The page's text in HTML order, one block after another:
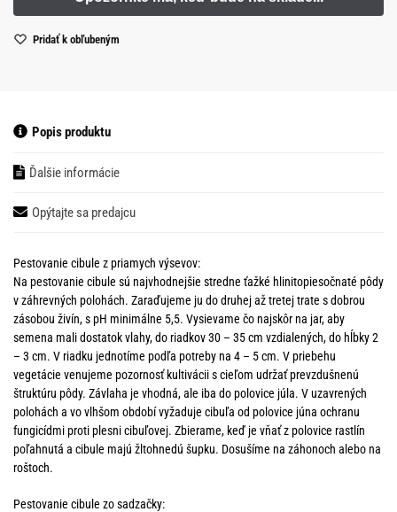
Pridať k obľubeným
Popis produktu
Ďalšie informácie
Opýtajte sa predajcu
Pestovanie cibule z priamych výsevov:
Na pestovanie cibule sú najvhodnejšie stredne ťažké hlinitopiesočnaté pôdy
v záhrevných polohách. Zaraďujeme ju do druhej až tretej trate s dobrou
zásobou živín, s pH minimálne 5,5. Vysievame čo najskôr na jar, aby
semena mali dostatok vlahy, do riadkov 30 – 35 cm vzdialených, do hĺbky 2
– 3 cm. V riadku jednotíme podľa potreby na 4 – 5 cm. V priebehu
vegetácie venujeme pozornosť kultivácii s cieľom udržať prevzdušnenú
štruktúru pôdy. Závlaha je vhodná, ale iba do polovice júla. V uzavrených
polohách a vo vlhšom období vyžaduje cibuľa od polovice júna ochranu
fungicídmi proti plesni cibuľovej. Zbierame, keď je vňať z polovice rastlín
poľahnutá a cibule majú žltohnedú šupku. Dosušíme na záhonoch alebo na
roštoch.
Pestovanie cibule zo sadzačky: